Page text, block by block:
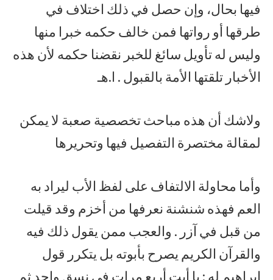
فيها بحال، وإن حصل في ذلك اختلاف في
طرقها أو رواتها فمن خالف حكمه خبرا منها
وليس له تأويل سائغ للخبر نقضنا حكمه لأن هذه
الأخبار تلقتها الأمة بالقبول . ا.هـ
ولاشك أن هذه مباحث تخصصية صعبة لا يمكن
لمقالة مختصرة التفصيل فيها وتحريرها
وأما محاولة الالتفاف على لفظ الأب ليراد به
العم فهذه شنشنة نعرفها من أخزم وقد قيلت
من قبل في آزر . والعجب ممن يقول ذلك فيه
والقرآن الكريم يصرح بأبوته بل يتكرر قول
إبراهيم له : يا أبت أربع مرات في نسق واحد ثم